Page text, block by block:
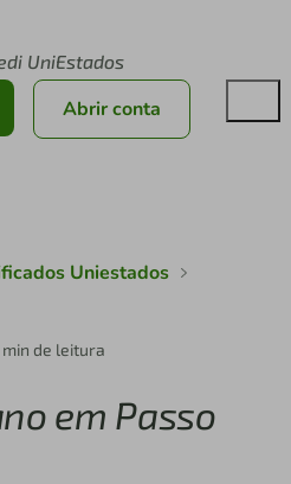
UniEstados
Abrir conta
Uniestados
min de leitura
em Passo